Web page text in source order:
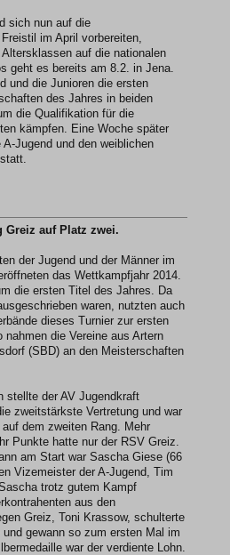
sich nun auf die
im April vorbereiten,
auf die nationalen
geht es bereits am 8.2. in Jena.
und die Junioren die ersten
des Jahres in beiden
die Qualifikation für die
kämpfen. Eine Woche später
Jugend und den weiblichen
auf Platz zwei.
der Jugend und der Männer im
das Wettkampfjahr 2014.
die ersten Titel des Jahres. Da
waren, nutzten auch
dieses Turnier zur ersten
die Vereine aus Artern
(SBD) an den Meisterschaften
stellte der AV Jugendkraft
zweitstärkste Vertretung und war
dem zweiten Rang. Mehr
Punkte hatte nur der RSV Greiz.
am Start war Sascha Giese (66
Vizemeister der A-Jugend, Tim
trotz gutem Kampf
aus den
Greiz, Toni Krassow, schulterte
gewann so zum ersten Mal im
war der verdiente Lohn.